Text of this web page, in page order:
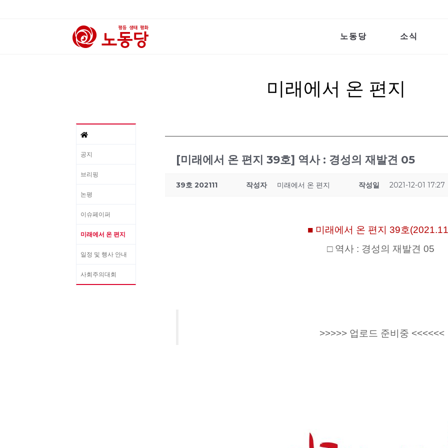
노동당 소식
미래에서 온 편지
공지
브리핑
논평
이슈페이퍼
미래에서 온 편지
일정 및 행사 안내
사회주의대회
[미래에서 온 편지 39호] 역사 : 경성의 재발견 05
39호 202111 작성자 미래에서 온 편지 작성일 2021-12-01 17:27
■ 미래에서 온 편지 39호
□ 역사 : 경성의 재발견 05
>>>>> 업로드 준비중 <<<<<<